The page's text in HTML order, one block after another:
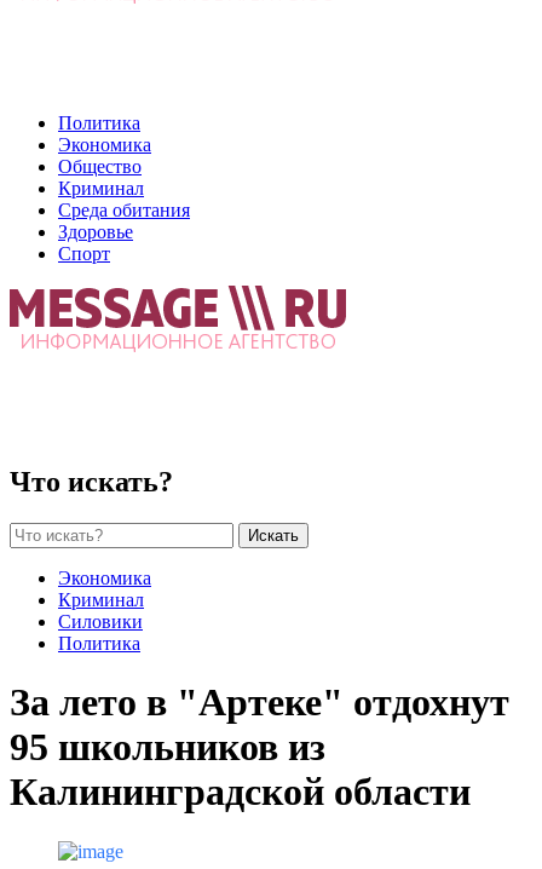
Политика
Экономика
Общество
Криминал
Среда обитания
Здоровье
Спорт
Что искать?
Искать
Экономика
Криминал
Силовики
Политика
За лето в "Артеке" отдохнут
95 школьников из
Калининградской области